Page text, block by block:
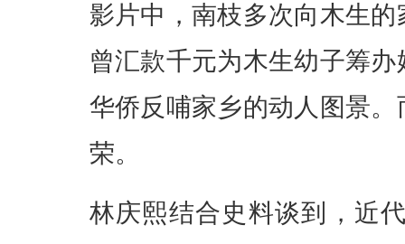
影片中，南枝多次向木生
曾汇款千元为木生幼子筹
华侨反哺家乡的动人图景
荣。
林庆熙结合史料谈到，近